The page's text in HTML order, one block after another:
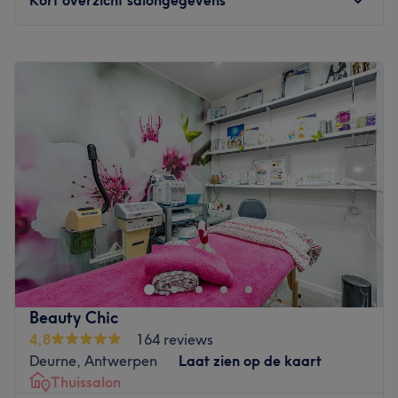
08:30– 21:00
08:30–21:00
08:30–21:00
08:30– 21:00
Zaterdag
08:45
Zondag
Gesloten
Bij Instituut Victoria aan de Frankrijklei in Antwerpen
weet het team hoe ze kunnen bijdragen aan een
gezonder huidbeeld. De schoonheidsverzorgingen worden
uitgevoerd met luxe en duurzame verzorgingsproducten
boordevol actieve werkstoffen. Je huid wordt hier dus niet
enkel verwend, maar tegelijkertijd ook gevoed én
verbeterd. Naast de overige klassieke
schoonheidsverzorgingen voor gelaat en lichaam, kan je
hier ook terecht voor afslankbehandelingen,
Beauty Chic
4,8
164 reviews
Deurne, Antwerpen
Laat zien op de kaart
Thuissalon